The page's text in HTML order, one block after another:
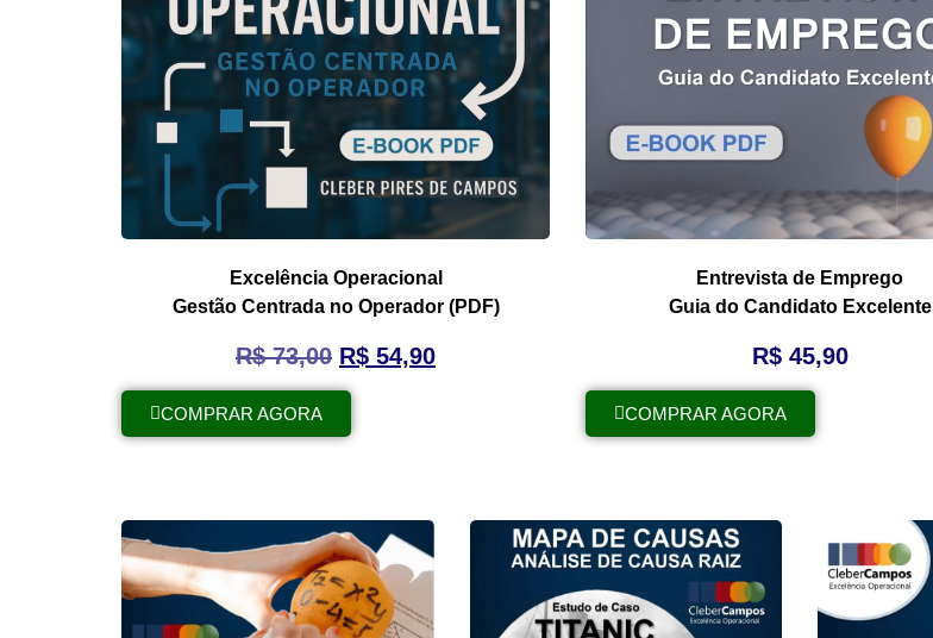
Excelência Operacional
Gestão Centrada no Operador (PDF)
R$73,00 R$ 54,90
COMPRAR AGORA
Entrevista de Emprego
Guia do Candidato Excelente
R$45,90
COMPRAR AGORA